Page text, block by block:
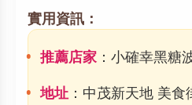
實用資訊：
推薦店家 ：小確幸黑糖
地址 ：中茂新天地 美食